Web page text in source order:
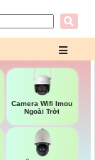
Camera Wifi Imou
Ngoài Trời